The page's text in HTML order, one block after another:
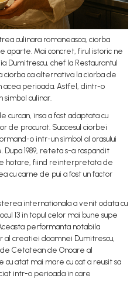
culinara romaneasca, ciorba
aparte. Mai concret, firul istoric ne
Dumitrescu, chef la Restaurantul
ciorba ca alternativa la ciorba de
acea perioada. Astfel, dintr-o
simbol culinar.
curcan, insa a fost adaptata cu
de procurat. Succesul ciorbei
o intr-un simbol al orasului
Dupa 1989, reteta s-a raspandit
hotare, fiind reinterpretata de
cu carne de pui a fost un factor
internationala a venit odata cu
13 in topul celor mai bune supe
performanta notabila
al creatiei doamnei Dumitrescu,
Cetatean de Onoare al
cu atat mai mare cu cat a reusit sa
intr-o perioada in care